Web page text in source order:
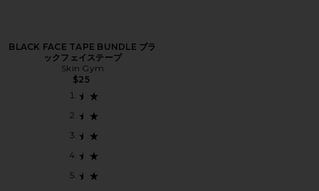
BLACK FACE TAPE BUNDLE ブラ
ックフェイステープ
Skin Gym
$25